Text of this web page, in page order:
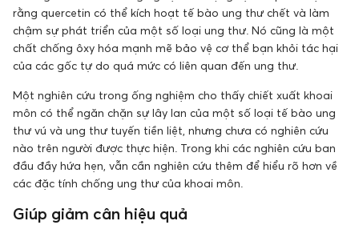
rằng quercetin có thể kích hoạt tế bào ung thư chết và làm
chậm sự phát triển của một số loại ung thư. Nó cũng là một
chất chống ôxy hóa mạnh mẽ bảo vệ cơ thể bạn khỏi tác hại
của các gốc tự do quá mức có liên quan đến ung thư.
Một nghiên cứu trong ống nghiệm cho thấy chiết xuất khoai
môn có thể ngăn chặn sự lây lan của một số loại tế bào ung
thư vú và ung thư tuyến tiền liệt, nhưng chưa có nghiên cứu
nào trên người được thực hiện. Trong khi các nghiên cứu ban
đầu đầy hứa hẹn, vẫn cần nghiên cứu thêm để hiểu rõ hơn về
các đặc tính chống ung thư của khoai môn.
Giúp giảm cân hiệu quả